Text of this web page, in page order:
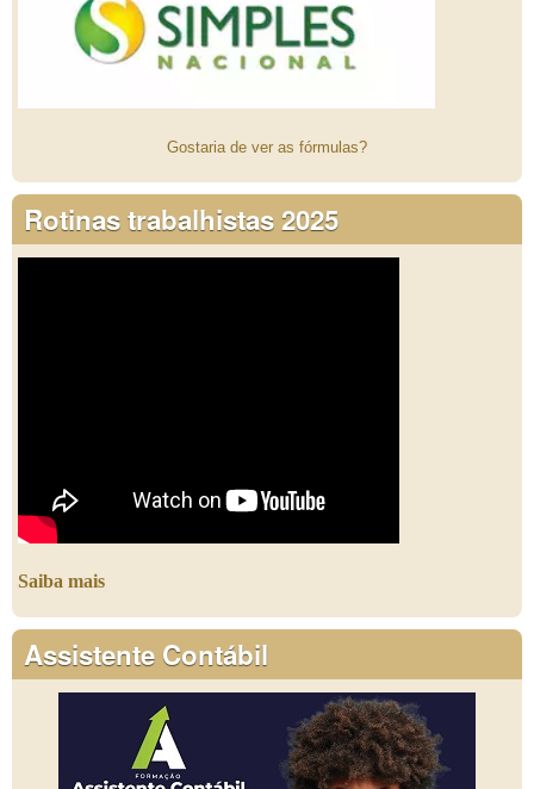
Gostaria de ver as fórmulas?
Rotinas trabalhistas 2025
Saiba mais
Assistente Contábil